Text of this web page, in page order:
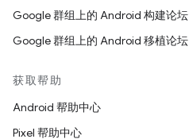
Google 群组上的 Android 构建论坛
Google 群组上的 Android 移植论坛
获取帮助
Android 帮助中心
Pixel 帮助中心